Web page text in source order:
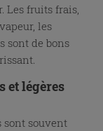
Les fruits frais,
les
sont de bons
et légères
sont souvent